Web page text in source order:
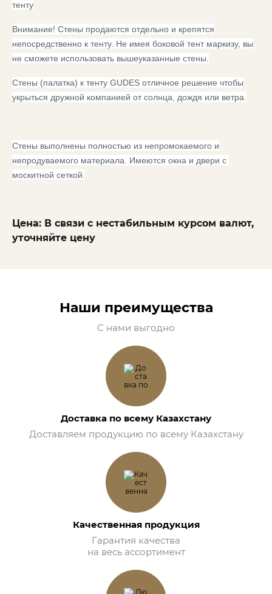
тенту
Внимание! Стены продаются отдельно и крепятся
непосредственно к тенту. Не имея боковой тент маркизу, вы
не сможете использовать вышеуказанные стены.
Стены (палатка) к тенту GUDES отличное решение чтобы
укрыться дружной компанией от солнца, дождя или ветра.
Стены выполнены полностью из непромокаемого и
непродуваемого материала. Имеются окна и двери с
москитной сеткой.
Цена: В связи с нестабильным курсом валют,
уточняйте цену
Наши преимущества
С нами выгодно
Доставка по всему Казахстану
Доставляем продукцию по всему Казахстану
Качественная продукция
Гарантия качества
на весь ассортимент